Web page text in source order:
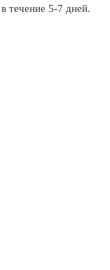
течение 5-7 дней.